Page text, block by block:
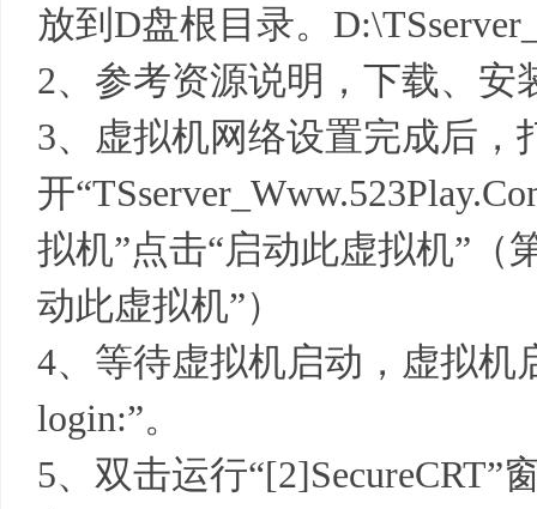
放到D盘根目录。
2、参考资源说明，下载、安
3、虚拟机网络设置完成后，
开
拟机”点击“启动此虚拟机”（
动此虚拟机”）
4、等待虚拟机启动，虚拟机
login:”。
5、双击运行“[2]SecureCRT”